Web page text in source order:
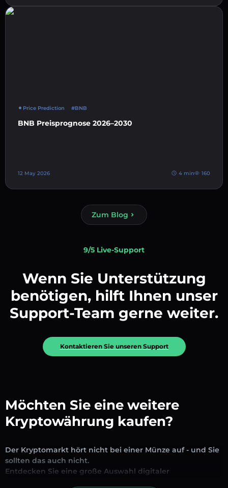
Price Prediction #BNB
BNB Preisprognose 2026–2030
12 May 2026 4 min 160
Zum Blog
9/5 Live-Support
Wenn Sie Unterstützung
benötigen, hilft Ihnen unser
Support-Team gerne weiter.
Kontaktieren Sie unseren Support
Möchten Sie eine weitere
Kryptowährung kaufen?
Der Kryptomarkt hört nicht bei einer Münze auf - und Sie
sollten das auch nicht.
Entdecken Sie eine große Auswahl digitaler